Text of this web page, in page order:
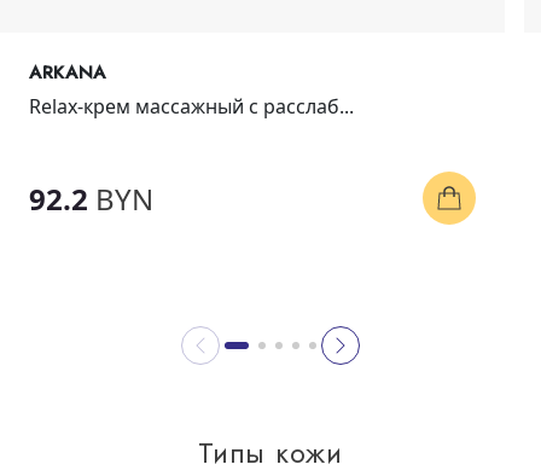
ARKANA
Relax-крем массажный с расслаб...
92.2 BYN
Типы кожи